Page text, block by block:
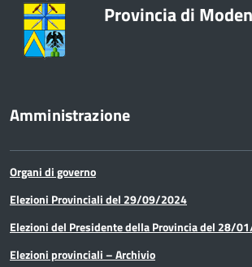
Provincia di
Amministrazione
Organi di governo
Elezioni Provinciali del 29/09/2024
Elezioni del Presidente della Provincia del 28/
Elezioni provinciali – Archivio